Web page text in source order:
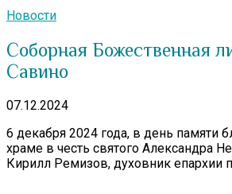
Новости
Соборная Божественная
Савино
07.12.2024
6 декабря 2024 года, в день памяти
храме в честь святого Александра
Кирилл Ремизов, духовник епархии